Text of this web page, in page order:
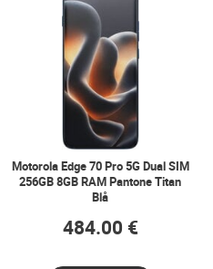
Motorola Edge 70 Pro 5G Dual SIM
256GB 8GB RAM Pantone Titan
Blå
484.00 €